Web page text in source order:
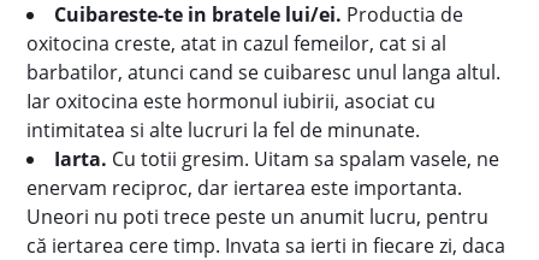
Cuibareste-te in bratele lui/ei. Productia de
oxitocina creste, atat in cazul femeilor, cat si al
barbatilor, atunci cand se cuibaresc unul langa altul.
Iar oxitocina este hormonul iubirii, asociat cu
intimitatea si alte lucruri la fel de minunate.
Iarta. Cu totii gresim. Uitam sa spalam vasele, ne
enervam reciproc, dar iertarea este importanta.
Uneori nu poti trece peste un anumit lucru, pentru
că iertarea cere timp. Invata sa ierti in fiecare zi, daca